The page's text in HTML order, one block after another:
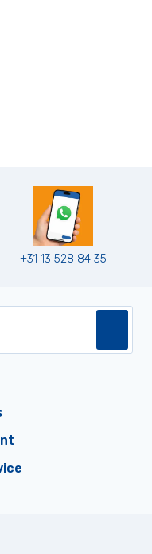
+31 13 528 84 35